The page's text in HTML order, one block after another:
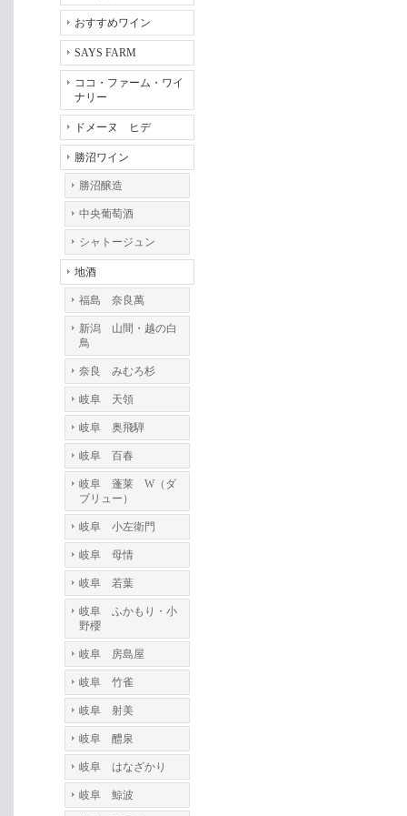
おすすめワイン
SAYS FARM
ココ・ファーム・ワイ
ナリー
ドメーヌ ヒデ
勝沼ワイン
勝沼醸造
中央葡萄酒
シャトージュン
地酒
福島 奈良萬
新潟 山間・越の白
鳥
奈良 みむろ杉
岐阜 天領
岐阜 奥飛騨
岐阜 百春
岐阜 蓬莱 W（ダ
ブリュー）
岐阜 小左衛門
岐阜 母情
岐阜 若葉
岐阜 ふかもり・小
野櫻
岐阜 房島屋
岐阜 竹雀
岐阜 射美
岐阜 醴泉
岐阜 はなざかり
岐阜 鯨波